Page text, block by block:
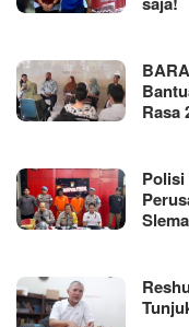
Rasa
Polisi